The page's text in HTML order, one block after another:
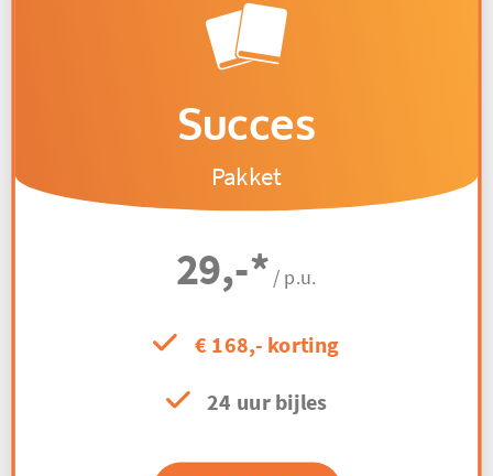
Succes
Pakket
29,-* / p.u.
€ 168,- korting
24 uur bijles